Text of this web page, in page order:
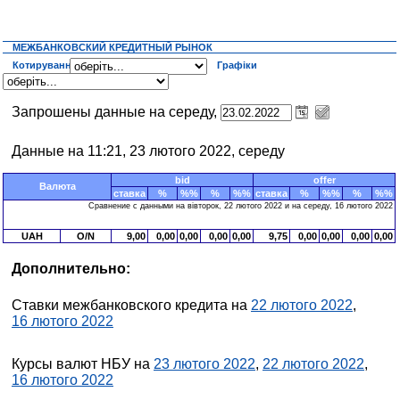
МЕЖБАНКОВСКИЙ КРЕДИТНЫЙ РЫНОК
Котирування
Графіки
Запрошены данные на середу,
Данные на 11:21, 23 лютого 2022, середу
Валюта
bid
offer
ставка
% %% % %% ставка % %% % %%
Сравнение с данными на вівторок, 22 лютого 2022 и на середу, 16 лютого 2022
UAH O/N 9,00 0,00 0,00 0,00 0,00 9,75 0,00 0,00 0,00 0,00
Дополнительно:
Ставки межбанковского кредита на 22 лютого 2022,
16 лютого 2022
Курсы валют НБУ на 23 лютого 2022, 22 лютого 2022,
16 лютого 2022